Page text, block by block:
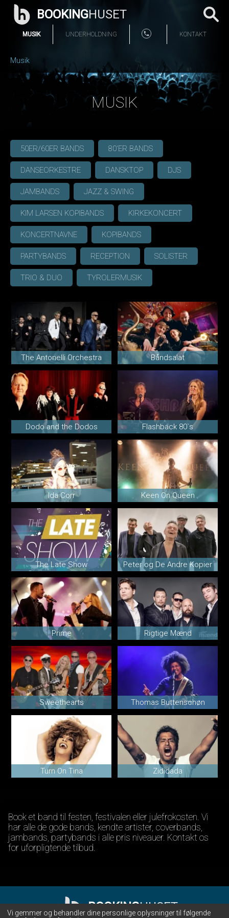
BOOKINGHUSET
MUSIK UNDERHOLDNING KONTAKT
Musik
MUSIK
50ER/60ER BANDS 80'ER BANDS
DANSEORKESTRE DANSKTOP DJS
JAMBANDS JAZZ & SWING
KIM LARSEN KOPIBANDS KIRKEKONCERT
KONCERTNAVNE KOPIBANDS
PARTYBANDS RECEPTION SOLISTER
TRIO & DUO TYROLERMUSIK
The Antonelli Orchestra Båndsalat
Dodo and the Dodos Flashback 80`s
Ida Corr Keen On Queen
The Late Show Peter og De Andre Kopier
Prime Rigtige Mænd
Sweethearts Thomas Buttenschøn
Turn On Tina Zididada
Book et band til festen, festivalen eller julefrokosten. Vi
har alle de gode bands, kendte artister, coverbands,
jambands, partybands i alle pris niveauer. Kontakt os
for uforpligtende tilbud.
BOOKINGHUSET
Vi gemmer og behandler dine personlige oplysninger til følgende